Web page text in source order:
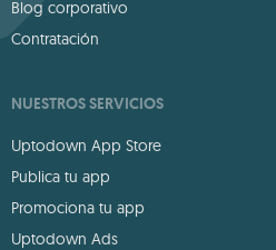
Blog corporativo
Contratación
NUESTROS SERVICIOS
Uptodown App Store
Publica tu app
Promociona tu app
Uptodown Ads